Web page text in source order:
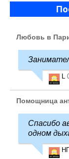
Любовь в
L
Помощница
Спасибо
одном
НП